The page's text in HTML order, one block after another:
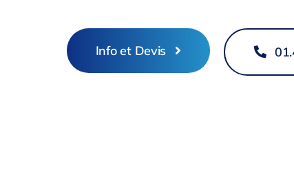
Info et Devis